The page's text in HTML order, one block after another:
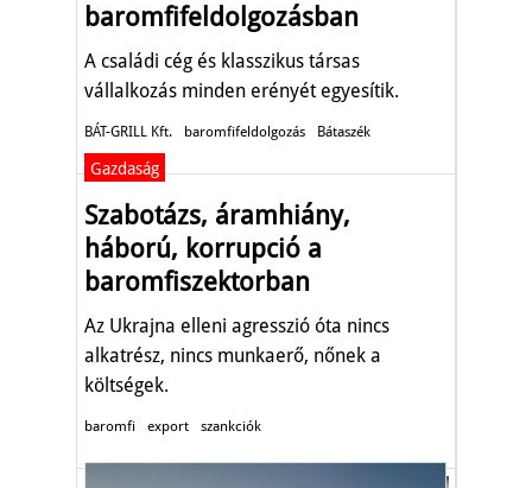
baromfifeldolgozásban
A családi cég és klasszikus társas
vállalkozás minden erényét egyesítik.
BÁT-GRILL Kft. baromfifeldolgozás Bátaszék
Gazdaság
Szabotázs, áramhiány,
háború, korrupció a
baromfiszektorban
Az Ukrajna elleni agresszió óta nincs
alkatrész, nincs munkaerő, nőnek a
költségek.
baromfi export szankciók